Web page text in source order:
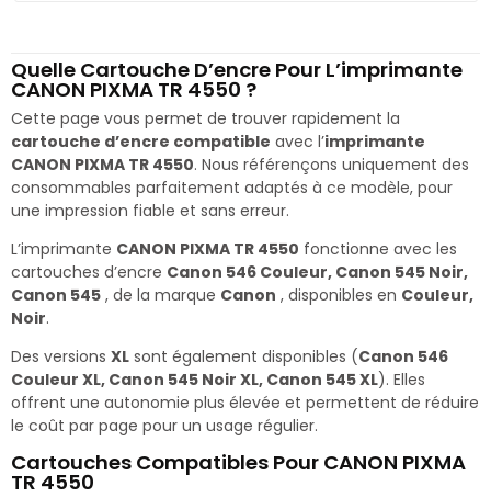
Quelle Cartouche D’encre Pour L’imprimante
CANON PIXMA TR 4550 ?
Cette page vous permet de trouver rapidement la
cartouche d’encre compatible avec l’imprimante
CANON PIXMA TR 4550. Nous référençons uniquement des
consommables parfaitement adaptés à ce modèle, pour
une impression fiable et sans erreur.
L’imprimante CANON PIXMA TR 4550 fonctionne avec les
cartouches d’encre Canon 546 Couleur, Canon 545 Noir,
Canon 545 , de la marque Canon , disponibles en Couleur,
Noir.
Des versions XL sont également disponibles (Canon 546
Couleur XL, Canon 545 Noir XL, Canon 545 XL). Elles
offrent une autonomie plus élevée et permettent de réduire
le coût par page pour un usage régulier.
Cartouches Compatibles Pour CANON PIXMA
TR 4550